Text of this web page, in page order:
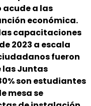
acude a las
económica.
capacitaciones
2023 a escala
fueron
las Juntas
son estudiantes
mesa se